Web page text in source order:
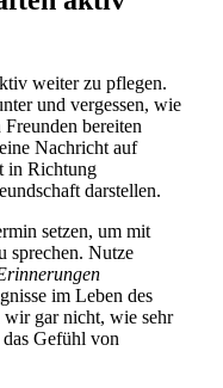
weiter zu pflegen.
und vergessen, wie
bereiten
Nachricht auf
in Richtung
darstellen.
setzen, um mit
sprechen. Nutze
im Leben des
wir gar nicht, wie sehr
Gefühl von